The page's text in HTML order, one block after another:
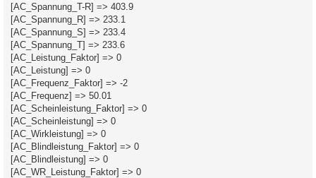
[AC_Spannung_T-R] => 403.9
[AC_Spannung_R] => 233.1
[AC_Spannung_S] => 233.4
[AC_Spannung_T] => 233.6
[AC_Leistung_Faktor] => 0
[AC_Leistung] => 0
[AC_Frequenz_Faktor] => -2
[AC_Frequenz] => 50.01
[AC_Scheinleistung_Faktor] => 0
[AC_Scheinleistung] => 0
[AC_Wirkleistung] => 0
[AC_Blindleistung_Faktor] => 0
[AC_Blindleistung] => 0
[AC_WR_Leistung_Faktor] => 0